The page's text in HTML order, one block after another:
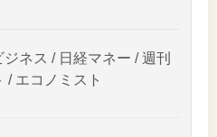
ネス / 日経マネー / 週刊
/ エコノミスト